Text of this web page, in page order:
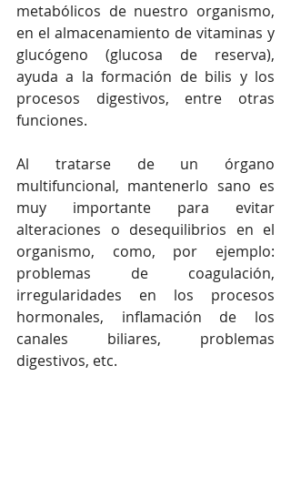
metabólicos de nuestro organismo,
en el almacenamiento de vitaminas y
glucógeno (glucosa de reserva),
ayuda a la formación de bilis y los
procesos digestivos, entre otras
funciones.
Al tratarse de un órgano
multifuncional, mantenerlo sano es
muy importante para evitar
alteraciones o desequilibrios en el
organismo, como, por ejemplo:
problemas de coagulación,
irregularidades en los procesos
hormonales, inflamación de los
canales biliares, problemas
digestivos, etc.